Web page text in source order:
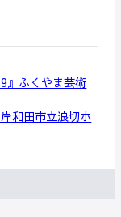
』ふくやま芸術
和田市立浪切ホ